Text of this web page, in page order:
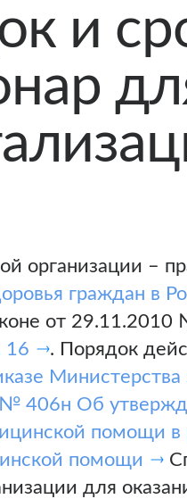
и
организации –
граждан в
от
16
. Порядок
406н Об
помощи в
помощи
для